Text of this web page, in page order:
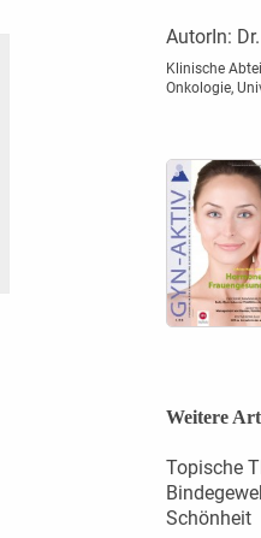
AutorIn:
Klinische
Onkologie,
Weitere
Topische
Schönheit